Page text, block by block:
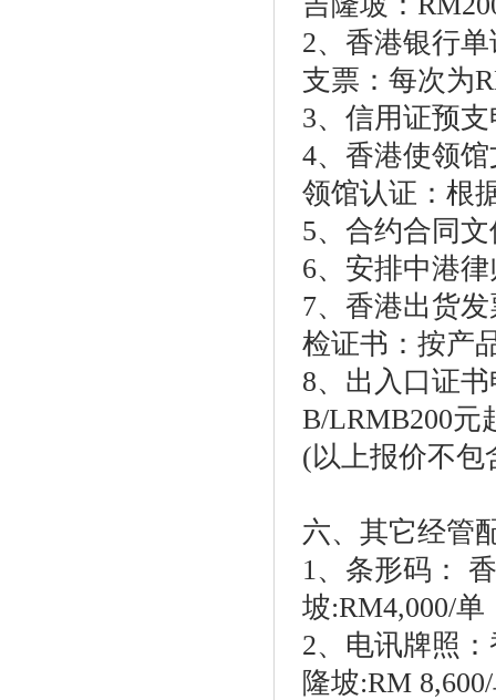
2、香港银行
支票：每次为
3、信用证预
4、香港使领
领馆认证：根
5、合约合同
6、安排中港
7、香港出货
检证书：按产
8、出入口证
B/LRMB200元
(以上报价不包
六、其它经管
1、条形码：
坡:RM4,000/单
2、电讯牌照
隆坡:RM